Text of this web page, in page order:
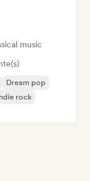
music
Dream pop
rock